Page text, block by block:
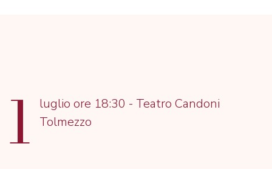
1
luglio ore 18:30 - Teatro Candoni
Tolmezzo